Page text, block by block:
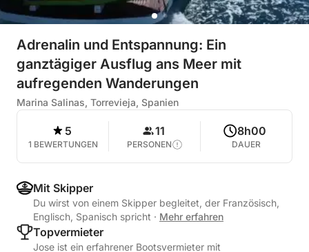
Adrenalin und Entspannung: Ein
ganztägiger Ausflug ans Meer mit
aufregenden Wanderungen
Marina Salinas, Torrevieja, Spanien
5
1 BEWERTUNGEN
11
PERSONEN
8h00
DAUER
Mit Skipper
Du wirst von einem Skipper begleitet, der Französisch,
Englisch, Spanisch spricht · Mehr erfahren
Topvermieter
Jose ist ein erfahrener Bootsvermieter mit